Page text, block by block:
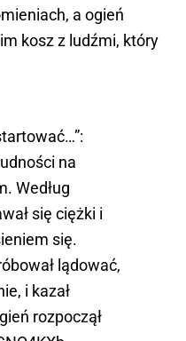
a ogień
kosz z ludźmi, który
na
Według
się ciężki i
się.
lądować,
i kazał
rozpoczął